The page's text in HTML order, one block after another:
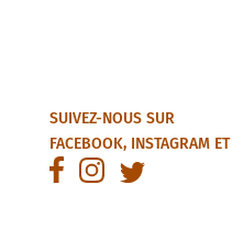
SUIVEZ-NOUS SUR
FACEBOOK, INSTAGRAMET